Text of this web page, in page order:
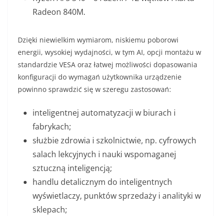
Radeon 840M.
Dzięki niewielkim wymiarom, niskiemu poborowi
energii, wysokiej wydajności, w tym AI, opcji montażu w
standardzie VESA oraz łatwej możliwości dopasowania
konfiguracji do wymagań użytkownika urządzenie
powinno sprawdzić się w szeregu zastosowań:
inteligentnej automatyzacji w biurach i
fabrykach;
służbie zdrowia i szkolnictwie, np. cyfrowych
salach lekcyjnych i nauki wspomaganej
sztuczną inteligencją;
handlu detalicznym do inteligentnych
wyświetlaczy, punktów sprzedaży i analityki w
sklepach;